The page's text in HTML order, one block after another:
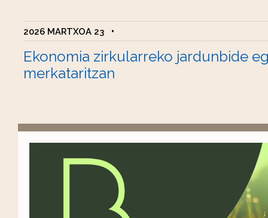
2026 MARTXOA 23 •
Ekonomia zirkularreko jardunbide
merkataritzan